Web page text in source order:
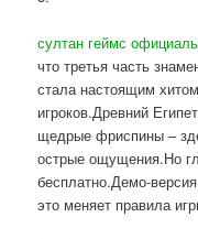
султан геймс
что третья часть
стала настоящим
игроков.Древний
щедрые фриспины –
острые ощущения.Но
бесплатно.Демо-
это меняет правила